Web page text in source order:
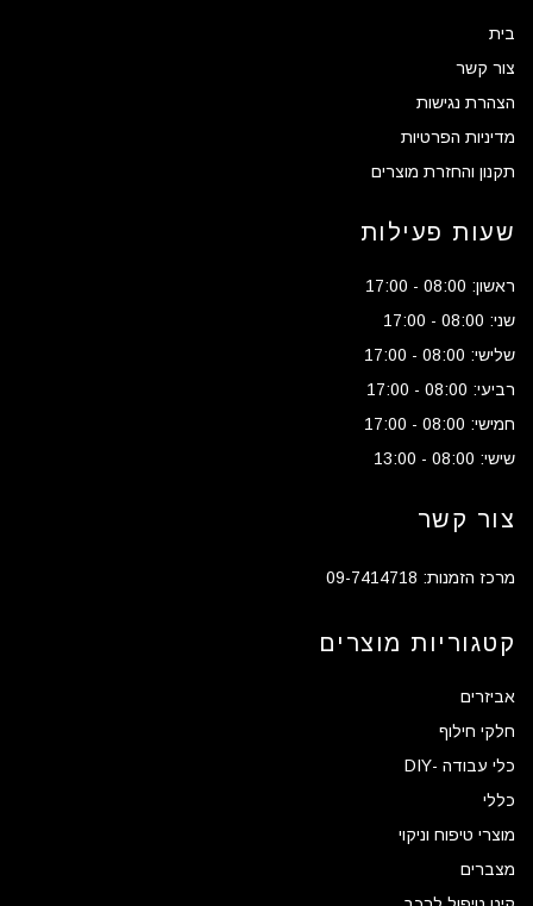
בית
צור קשר
הצהרת נגישות
מדיניות הפרטיות
תקנון והחזרת מוצרים
שעות פעילות
ראשון: 08:00 - 17:00
שני: 08:00 - 17:00
שלישי: 08:00 - 17:00
רביעי: 08:00 - 17:00
חמישי: 08:00 - 17:00
שישי: 08:00 - 13:00
צור קשר
מרכז הזמנות: 09-7414718
קטגוריות מוצרים
אביזרים
חלקי חילוף
כלי עבודה -DIY
כללי
מוצרי טיפוח וניקוי
מצברים